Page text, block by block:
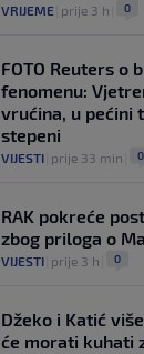
VRIJEME prije 3 h 0
FOTO Reuters o
fenomenu:
vrućina, u pećini
stepeni
VIJESTI prije 33 min 0
RAK pokreće
zbog priloga o
VIJESTI prije 3 h 0
Džeko i Katić
će morati kuhati